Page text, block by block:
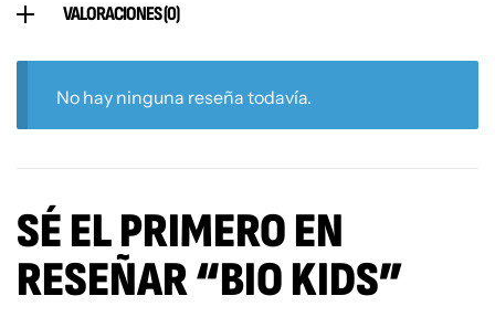
VALORACIONES (0)
No hay ninguna reseña todavía.
SÉ EL PRIMERO EN
RESEÑAR “BIO KIDS”